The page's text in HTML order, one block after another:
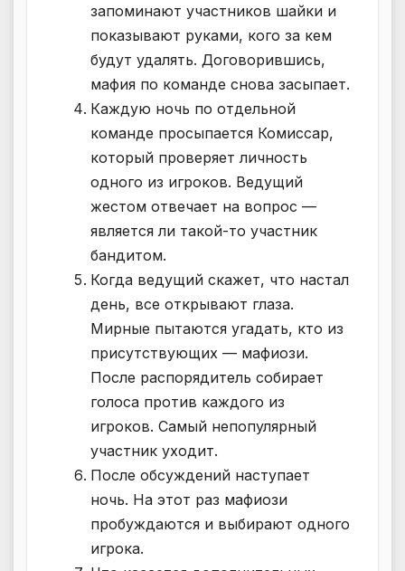
запоминают участников шайки и
показывают руками, кого за кем
будут удалять. Договорившись,
мафия по команде снова засыпает.
Каждую ночь по отдельной
команде просыпается Комиссар,
который проверяет личность
одного из игроков. Ведущий
жестом отвечает на вопрос —
является ли такой-то участник
бандитом.
Когда ведущий скажет, что настал
день, все открывают глаза.
Мирные пытаются угадать, кто из
присутствующих — мафиози.
После распорядитель собирает
голоса против каждого из
игроков. Самый непопулярный
участник уходит.
После обсуждений наступает
ночь. На этот раз мафиози
пробуждаются и выбирают одного
игрока.